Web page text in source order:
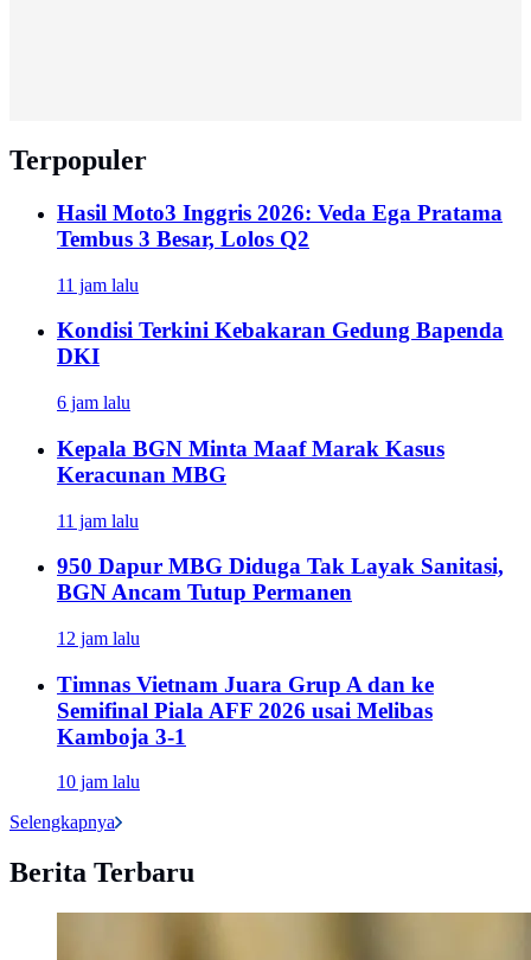
Terpopuler
Hasil Moto3 Inggris 2026: Veda Ega Pratama
Tembus 3 Besar, Lolos Q2
11 jam lalu
Kondisi Terkini Kebakaran Gedung Bapenda
DKI
6 jam lalu
Kepala BGN Minta Maaf Marak Kasus
Keracunan MBG
11 jam lalu
950 Dapur MBG Diduga Tak Layak Sanitasi,
BGN Ancam Tutup Permanen
12 jam lalu
Timnas Vietnam Juara Grup A dan ke
Semifinal Piala AFF 2026 usai Melibas
Kamboja 3-1
10 jam lalu
Selengkapnya
Berita Terbaru